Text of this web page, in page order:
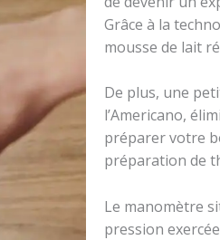
Grâce à la
mousse de lait
De plus, une
l’Americano,
préparer votre
préparation de
Le manomètre
pression